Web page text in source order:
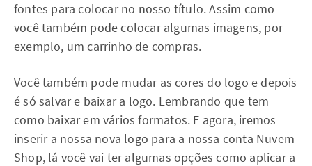
fontes para colocar no nosso título. Assim como
você também pode colocar algumas imagens, por
exemplo, um carrinho de compras.
Você também pode mudar as cores do logo e depois
é só salvar e baixar a logo. Lembrando que tem
como baixar em vários formatos. E agora, iremos
inserir a nossa nova logo para a nossa conta Nuvem
Shop, lá você vai ter algumas opções como aplicar a